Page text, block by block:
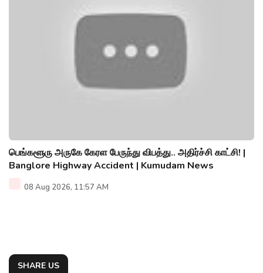
பெங்களூரு அருகே கேரள பேருந்து விபத்து.. அதிர்ச்சி காட்சி! |
Banglore Highway Accident | Kumudam News
08 Aug 2026, 11:57 AM
SHARE US